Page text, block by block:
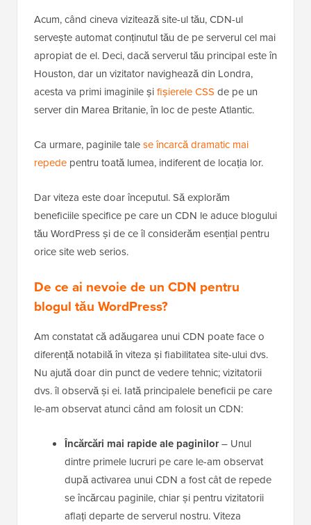
Acum, când cineva vizitează site-ul tău, CDN-ul
servește automat conținutul tău de pe serverul cel mai
apropiat de el. Deci, dacă serverul tău principal este în
Houston, dar un vizitator navighează din Londra,
acesta va primi imaginile șifișierele CSS de pe un
server din Marea Britanie, în loc de peste Atlantic.
Ca urmare, paginile talese încarcă dramatic mai
repede pentru toată lumea, indiferent de locația lor.
Dar viteza este doar începutul. Să explorăm
beneficiile specifice pe care un CDN le aduce blogului
tău WordPress și de ce îl considerăm esențial pentru
orice site web serios.
De ce ai nevoie de un CDN pentru
blogul tău WordPress?
Am constatat că adăugarea unui CDN poate face o
diferență notabilă în viteza și fiabilitatea site-ului dvs.
Nu ajută doar din punct de vedere tehnic; vizitatorii
dvs. îl observă și ei. Iată principalele beneficii pe care
le-am observat atunci când am folosit un CDN:
Încărcări mai rapide ale paginilor– Unul
dintre primele lucruri pe care le-am observat
după activarea unui CDN a fost cât de repede
se încărcau paginile, chiar și pentru vizitatorii
aflați departe de serverul nostru. Viteza